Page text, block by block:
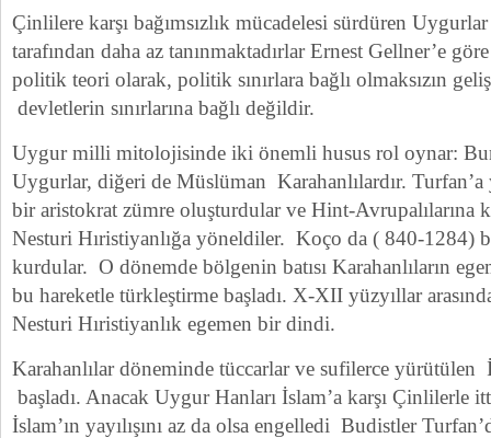
Çinlilere karşı bağımsızlık mücadelesi sürdüren
tarafından daha az tanınmaktadırlar Ernest Gellner’e
politik teori olarak, politik sınırlara bağlı olmaksızın
devletlerin sınırlarına bağlı değildir.
Uygur milli mitolojisinde iki önemli husus rol oynar:
Uygurlar, diğeri de Müslüman Karahanlılardır.
bir aristokrat zümre oluşturdular ve Hint-Avrupalılarına
Nesturi Hıristiyanlığa yöneldiler. Koço da ( 840-1284)
kurdular. O dönemde bölgenin batısı Karahanlıların
bu hareketle türkleştirme başladı. X-XII yüzyıllar
Nesturi Hıristiyanlık egemen bir dindi.
Karahanlılar döneminde tüccarlar ve sufilerce yürütülen
başladı. Anacak Uygur Hanları İslam’a karşı
İslam’ın yayılışını az da olsa engelledi Budistler